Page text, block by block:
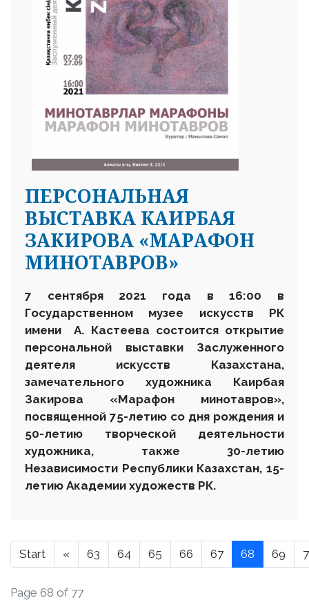
ПЕРСОНАЛЬНАЯ
ВЫСТАВКА КАИРБАЯ
ЗАКИРОВА «МАРАФОН
МИНОТАВРОВ»
7 сентября 2021 года в 16:00 в
Государственном музее искусств РК
имени А. Кастеева состоится открытие
персональной выставки Заслуженного
деятеля искусств Казахстана,
замечательного художника Каирбая
Закирова «Марафон минотавров»,
посвященной 75-летию со дня рождения и
50-летию творческой деятельности
художника, также 30-летию
Независимости Республики Казахстан, 15-
летию Академии художеств РК.
Start « 63 64 65 66 67 68 69
Page 68 of 77